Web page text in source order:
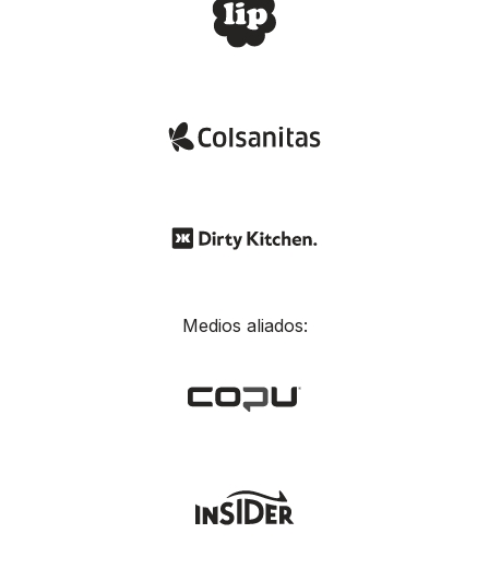
Medios aliados: